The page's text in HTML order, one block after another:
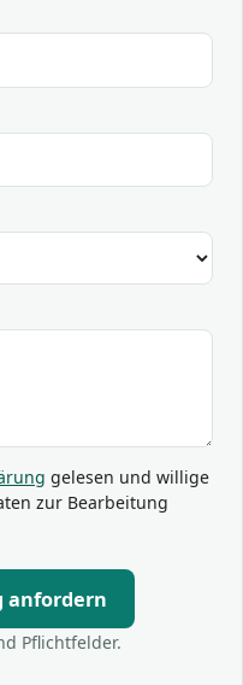
gelesen und willige
zur Bearbeitung
anfordern
Pflichtfelder.